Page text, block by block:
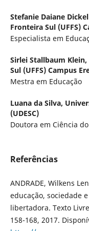
Stefanie Daiane
Fronteira Sul (UFFS)
Especialista em
Sirlei Stallbaum Klein,
Sul (UFFS) Campus
Mestra em Educação
Luana da Silva,
(UDESC)
Doutora em Ciência
Referências
ANDRADE, Wilkens
educação, sociedade
libertadora. Texto
158-168, 2017.